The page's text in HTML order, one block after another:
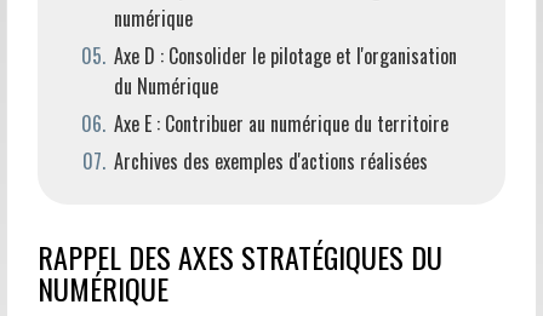
numérique
Axe D : Consolider le pilotage et l'organisation
du Numérique
Axe E : Contribuer au numérique du territoire
Archives des exemples d'actions réalisées
RAPPEL DES AXES STRATÉGIQUES DU
NUMÉRIQUE